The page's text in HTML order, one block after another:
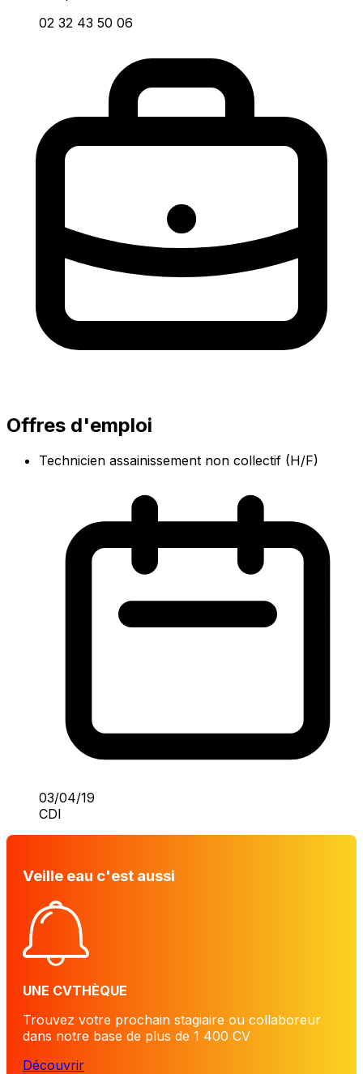
02 32 43 50 06
Offres d'emploi
Technicien assainissement non collectif (H/F)
03/04/19
CDI
Veille eau c'est aussi
UNE CVTHÈQUE
Trouvez votre prochain stagiaire ou collaboreur
dans notre base de plus de 1 400 CV
Découvrir